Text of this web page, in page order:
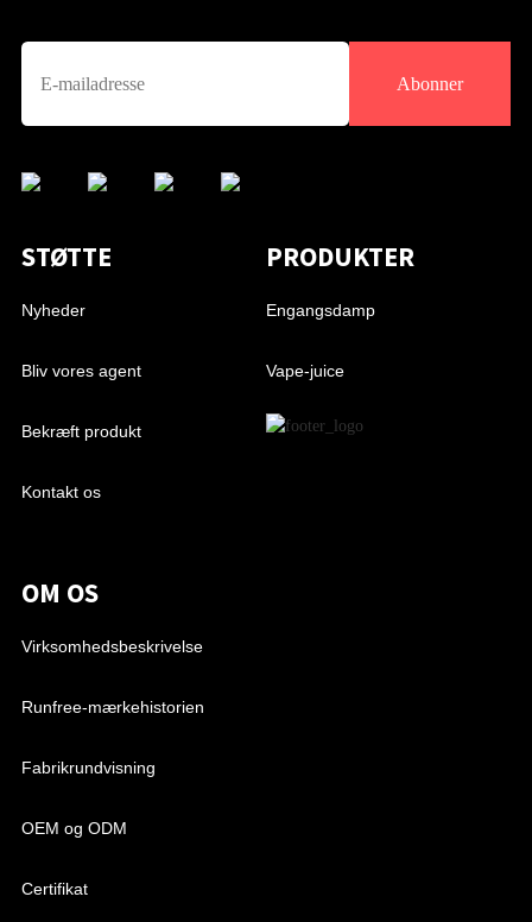
Abonner
STØTTE
Nyheder
Bliv vores agent
Bekræft produkt
Kontakt os
PRODUKTER
Engangsdamp
Vape-juice
OM OS
Virksomhedsbeskrivelse
Runfree-mærkehistorien
Fabrikrundvisning
OEM og ODM
Certifikat